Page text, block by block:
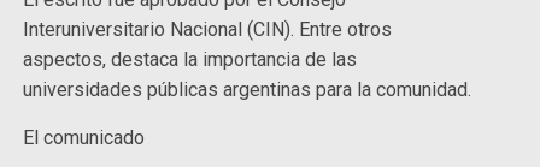
Interuniversitario Nacional (CIN). Entre otros
aspectos, destaca la importancia de las
universidades públicas argentinas para la comunidad.
El comunicado